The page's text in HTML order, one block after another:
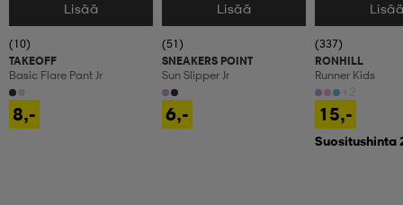
Valitse Koko
Lisää
(10)
TAKEOFF
Basic Flare Pant Jr
8,-
Valitse Koko
Lisää
(51)
SNEAKERS POINT
Sun Slipper Jr
6,-
Valitse Koko
(337)
RONHILL
Runner Kids
15,-
Suositushinta